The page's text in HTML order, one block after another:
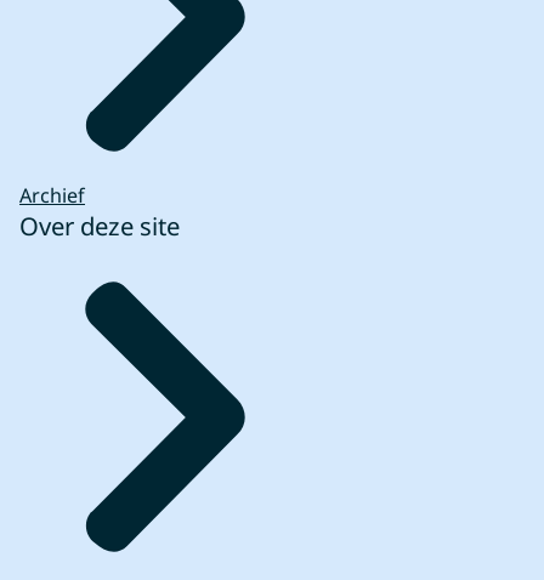
Archief
Over deze site